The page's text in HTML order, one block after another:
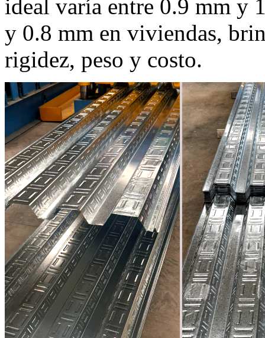
ideal varía entre 0.9 mm y
y 0.8 mm en viviendas,
rigidez, peso y costo.